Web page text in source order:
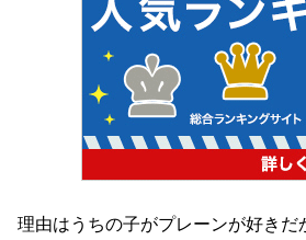
理由はうちの子がプレーンが好きだ